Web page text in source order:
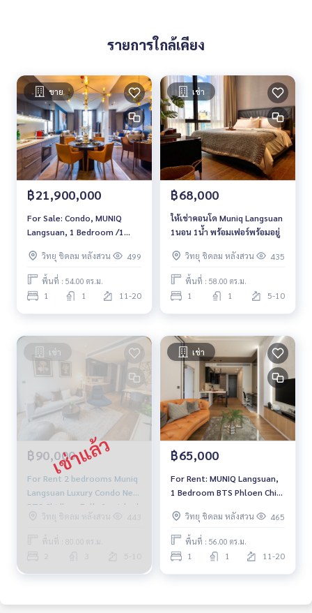
รายการใกล้เคียง
ขาย
฿21,900,000
For Sale: Condo, MUNIQ
Langsuan, 1 Bedroom /1
/High Floor & Sale with
Tenant*
วิทยุ ชิดลม หลังสวน 499
พื้นที่ : 54.00 ตร.ม.
1 1 11-20
เช่า
฿68,000
ให้เช่าคอนโด Muniq Langsuan
1นอน 1น้ำ พร้อมเฟอร์พร้อมอยู่
วิทยุ ชิดลม หลังสวน 435
พื้นที่ : 58.00 ตร.ม.
1 1 5-10
เช่า
฿90,000
For Rent 2 bedrooms Muniq
Langsuan Luxury Condo Near
BTS Chidlom Fully furnished
Ready to move in
วิทยุ ชิดลม หลังสวน 443
พื้นที่ : 80.00 ตร.ม.
5-10
เช่า
฿65,000
For Rent: MUNIQ Langsuan,
1 Bedroom BTS Phloen Chit
move inวิทยุ ชิดลม หลังสวน 465
พื้นที่ : 56.00 ตร.ม.
1 1 11-20